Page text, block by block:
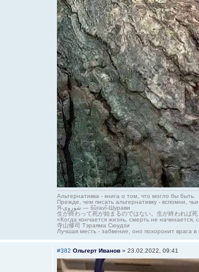
Альтернативка - книга о том, что могло бы быть.
Прежде, чем писать альтернативку - вспомни,
Я-شوروی — šûravî-Шурави
生が終わって死が始まるのではない。生が終われば死
«Когда кончается жизнь, смерть не начинается,
寺山修司 Тэраяма Сюудзи
Лучшая месть - забвение, оно похоронит врага
#382 Ольгерт Иванов » 23.02.2022, 09:41